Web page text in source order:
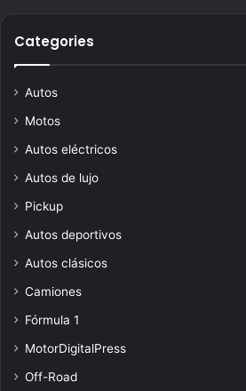
Categories
Autos
Motos
Autos eléctricos
Autos de lujo
Pickup
Autos deportivos
Autos clásicos
Camiones
Fórmula 1
MotorDigitalPress
Off-Road